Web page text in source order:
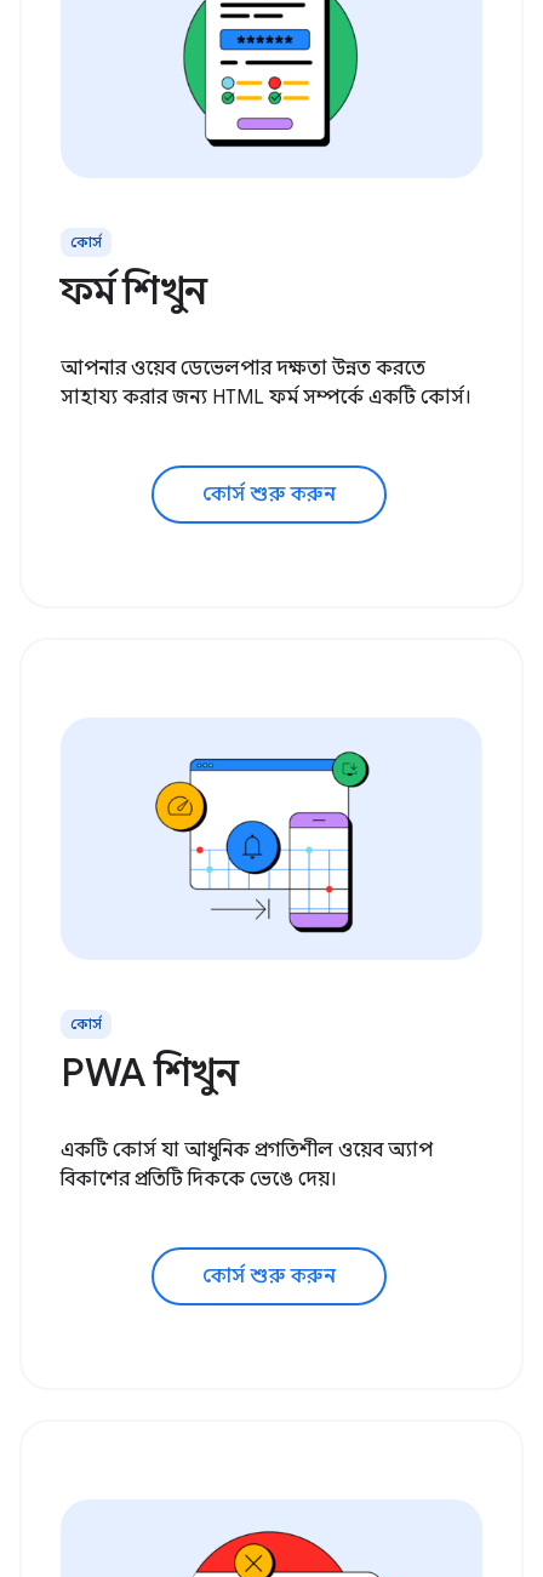
কোর্স
ফর্ম শিখুন
আপনার ওয়েব ডেভেলপার দক্ষতা উন্নত করতে
সাহায্য করার জন্য HTML ফর্ম সম্পর্কে একটি কোর্স।
কোর্স শুরু করুন
কোর্স
PWA শিখুন
একটি কোর্স যা আধুনিক প্রগতিশীল ওয়েব অ্যাপ
বিকাশের প্রতিটি দিককে ভেঙে দেয়।
কোর্স শুরু করুন